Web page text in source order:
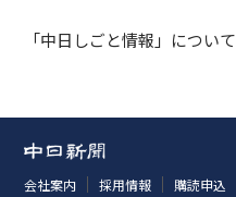
「中日しごと情報」について
会社案内 採用情報 購読申込